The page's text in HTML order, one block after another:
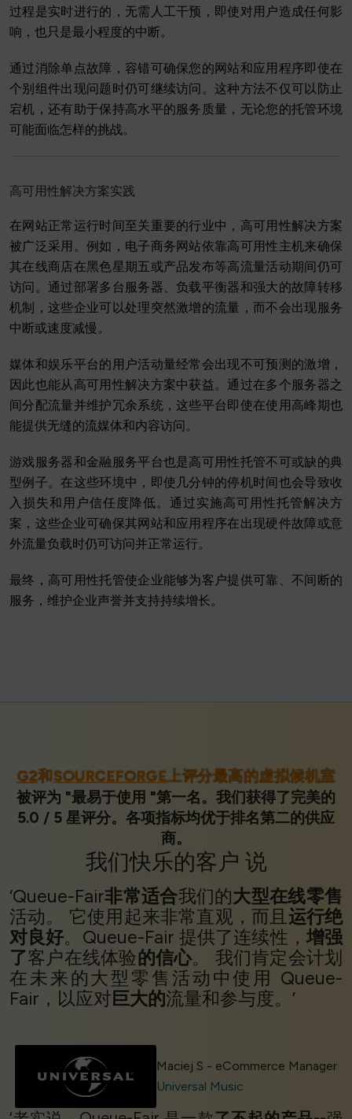
过程是实时进行的，无需人工干预，即使对用户造成任何影
响，也只是最小程度的中断。
通过消除单点故障，容错可确保您的网站和应用程序即使在
个别组件出现问题时仍可继续访问。这种方法不仅可以防止
宕机，还有助于保持高水平的服务质量，无论您的托管环境
可能面临怎样的挑战。
高可用性解决方案实践
在网站正常运行时间至关重要的行业中，高可用性解决方案
被广泛采用。例如，电子商务网站依靠高可用性主机来确保
其在线商店在黑色星期五或产品发布等高流量活动期间仍可
访问。通过部署多台服务器、负载平衡器和强大的故障转移
机制，这些企业可以处理突然激增的流量，而不会出现服务
中断或速度减慢。
媒体和娱乐平台的用户活动量经常会出现不可预测的激增，
因此也能从高可用性解决方案中获益。通过在多个服务器之
间分配流量并维护冗余系统，这些平台即使在使用高峰期也
能提供无缝的流媒体和内容访问。
游戏服务器和金融服务平台也是高可用性托管不可或缺的典
型例子。在这些环境中，即使几分钟的停机时间也会导致收
入损失和用户信任度降低。通过实施高可用性托管解决方
案，这些企业可确保其网站和应用程序在出现硬件故障或意
外流量负载时仍可访问并正常运行。
最终，高可用性托管使企业能够为客户提供可靠、不间断的
服务，维护企业声誉并支持持续增长。
G2和SOURCEFORGE上评分最高的虚拟候机室
被评为 "最易于使用 "第一名。我们获得了完美的
5.0 / 5 星评分。各项指标均优于排名第二的供应
商。
我们快乐的客户 说
‘Queue-Fair非常适合我们的大型在线零售
活动。 它使用起来非常直观，而且 运行绝
对良好。Queue-Fair 提供了连续性， 增强
了客户在线体验的信心。 我们肯定会计划
在未来的大型零售活动中使用 Queue-
Fair，以应对 巨大的流量和参与度。’
Maciej S - eCommerce Manager
Universal Music